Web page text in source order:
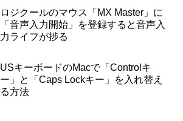
ロジクールのマウス「MX Master」に
「音声入力開始」を登録すると音声入
力ライフが捗る
USキーボードのMacで「Controlキ
ー」と「Caps Lockキー」を入れ替え
る方法